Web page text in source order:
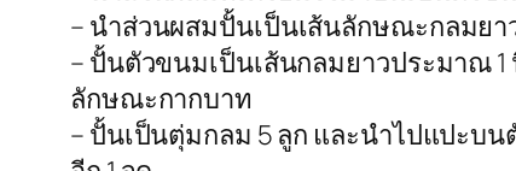
– นำส่วนผสมปั้นเป็นเส้นลักษณะกลมย
– ปั้นตัวขนมเป็นเส้นกลมยาวประมาณ
ลักษณะกากบาท
– ปั้นเป็นตุ่มกลม 5 ลูก และนำไปแปะบน